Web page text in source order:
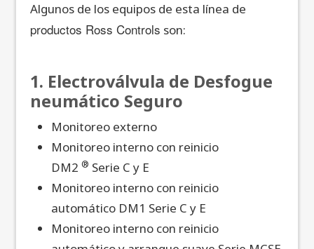
Algunos de los equipos de esta línea de
productos Ross Controls son:
1. Electroválvula de Desfogue
neumático Seguro
Monitoreo externo
Monitoreo interno con reinicio
DM2® Serie C y E
Monitoreo interno con reinicio
automático DM1 Serie C y E
Monitoreo interno con reinicio